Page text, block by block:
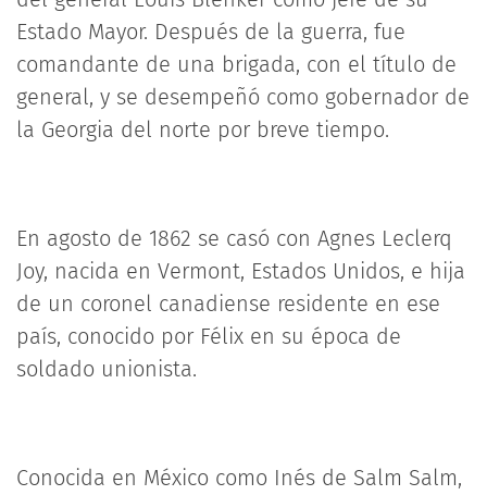
Estado Mayor. Después de la guerra, fue
comandante de una brigada, con el título de
general, y se desempeñó como gobernador de
la Georgia del norte por breve tiempo.
En agosto de 1862 se casó con Agnes Leclerq
Joy, nacida en Vermont, Estados Unidos, e hija
de un coronel canadiense residente en ese
país, conocido por Félix en su época de
soldado unionista.
Conocida en México como Inés de Salm Salm,